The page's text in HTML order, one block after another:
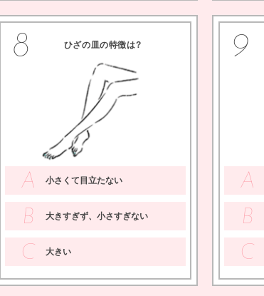
8 ひざの皿の特徴は
A 小さくて目立たない
B 大きすぎず、小さすぎない
C 大きい
9
A
B
C